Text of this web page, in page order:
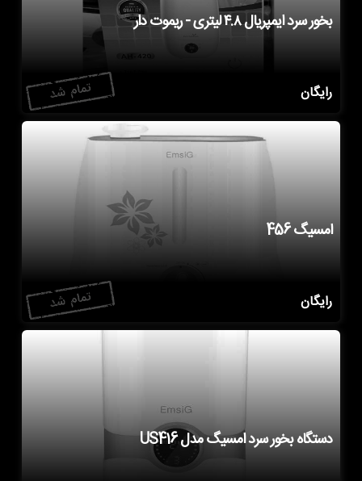
بخور سرد ایمپریال ۴.۸ لیتری - ریموت دار
رایگان
امسیگ 456
رایگان
دستگاه بخور سرد امسیگ مدل US416